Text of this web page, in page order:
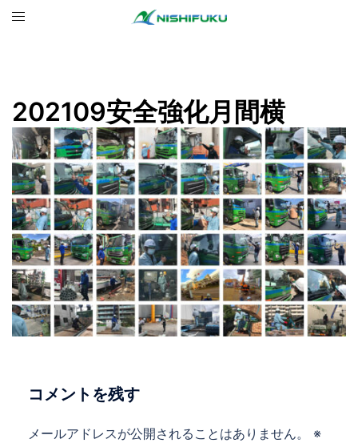
ト
ニ
ュ
ー
202109安全強化月間横
コメントを残す
メールアドレスが公開されることはありません。
※